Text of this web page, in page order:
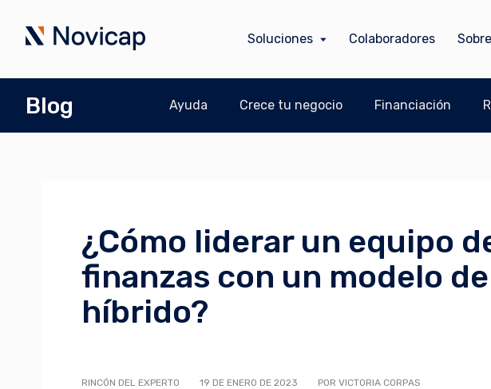
Soluciones Colaboradores
Blog Ayuda Crece tu negocio Financiación
¿Cómo liderar un equipo
finanzas con un modelo
híbrido?
RINCÓN DEL EXPERTO 19 DE ENERO DE 2023 POR VICTORIA CORPAS